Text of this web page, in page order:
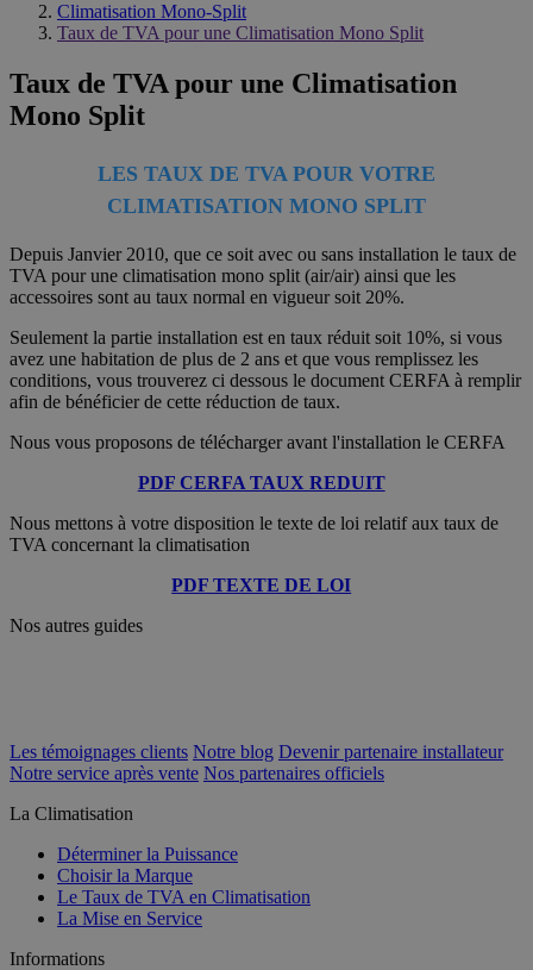
Climatisation Mono-Split
Taux de TVA pour une Climatisation Mono Split
Taux de TVA pour une Climatisation
Mono Split
LES TAUX DE TVA POUR VOTRE
CLIMATISATION MONO SPLIT
Depuis Janvier 2010, que ce soit avec ou sans installation le taux de
TVA pour une climatisation mono split (air/air) ainsi que les
accessoires sont au taux normal en vigueur soit 20%.
Seulement la partie installation est en taux réduit soit 10%, si vous
avez une habitation de plus de 2 ans et que vous remplissez les
conditions, vous trouverez ci dessous le document CERFA à remplir
afin de bénéficier de cette réduction de taux.
Nous vous proposons de télécharger avant l'installation le CERFA
PDF CERFA TAUX REDUIT
Nous mettons à votre disposition le texte de loi relatif aux taux de
TVA concernant la climatisation
PDF TEXTE DE LOI
Nos autres guides
Les témoignages clients Notre blog Devenir partenaire installateur
Notre service après vente Nos partenaires officiels
La Climatisation
Déterminer la Puissance
Choisir la Marque
Le Taux de TVA en Climatisation
La Mise en Service
Informations